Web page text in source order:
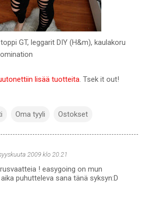
GT, leggarit DIY (H&m), kaulakoru
lisää tuotteita . Tsek it out!
Oma tyyli Ostokset
2009 klo 20.21
! easygoing on mun
puhutteleva sana tänä syksyn:D